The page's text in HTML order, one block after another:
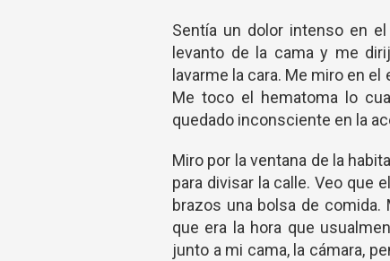
Sentía un dolor intenso en
levanto de la cama y me
lavarme la cara. Me miro en
Me toco el hematoma lo
quedado inconsciente en la
Miro por la ventana de la
para divisar la calle. Veo que
brazos una bolsa de
que era la hora que
junto a mi cama, la cámara,